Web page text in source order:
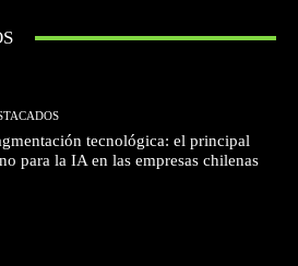
tecnológica: el principal
para la IA en las empresas chilenas